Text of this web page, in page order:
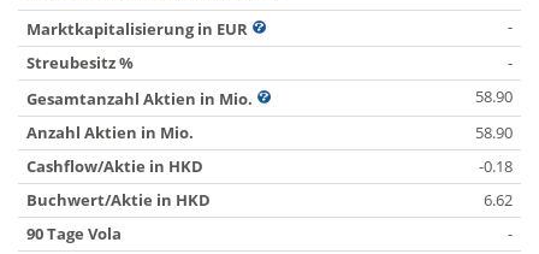
Marktkapitalisierung in EUR
-
Streubesitz %
-
Gesamtanzahl Aktien in Mio.
58.90
Anzahl Aktien in Mio.
58.90
Cashflow/Aktie in HKD
-0.18
Buchwert/Aktie in HKD
6.62
90 Tage Vola
-